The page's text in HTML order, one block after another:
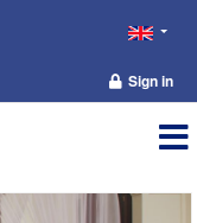
Sign in